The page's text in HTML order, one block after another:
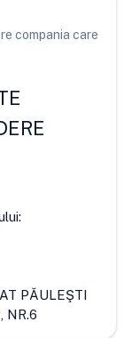
compania care
PĂULEŞTI
NR.6